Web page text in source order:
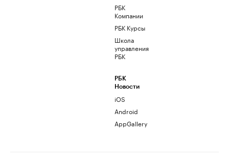
РБК
Компании
РБК Курсы
Школа
управления
РБК
РБК
Новости
iOS
Android
AppGallery